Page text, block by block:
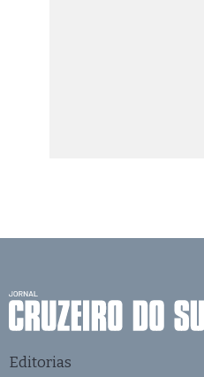
Editorias